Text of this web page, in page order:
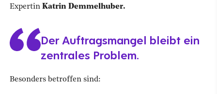
Expertin Katrin Demmelhuber.
Der Auftragsmangel bleibt ein
zentrales Problem.
Besonders betroffen sind: